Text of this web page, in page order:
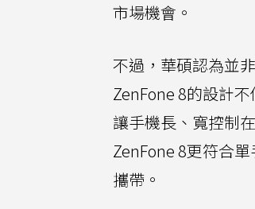
市場機會。
不過，華碩認為並
ZenFone 8的設計
讓手機長、寬控制
ZenFone 8更符合
攜帶。